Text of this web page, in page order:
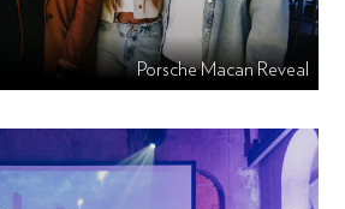
Porsche Macan Reveal